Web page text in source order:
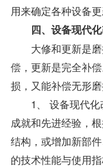
用来确定各种设备更
四、设备现代
大修和更新是磨
偿，更新是完全补
损，又能补偿无形
1、 设备现代化
成就和先进经验，
结构，或增加新部
的技术性能与使用